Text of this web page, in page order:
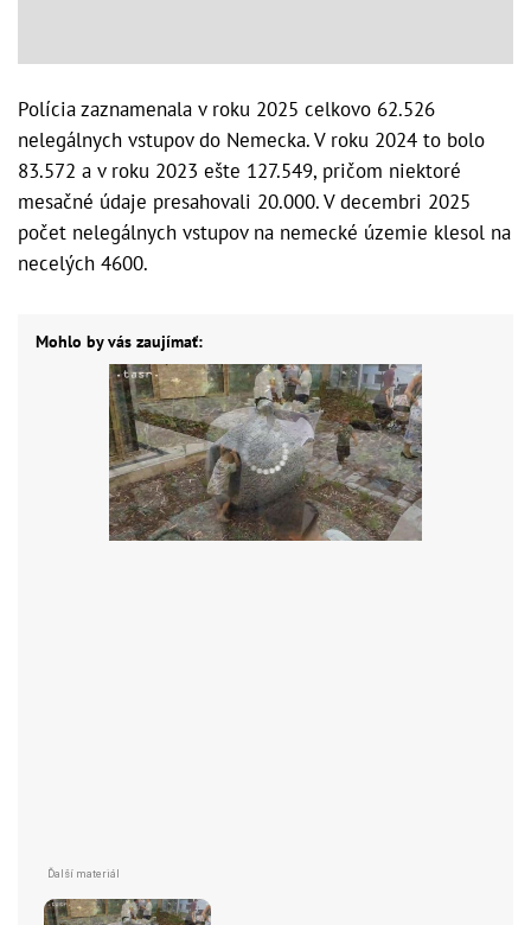
Polícia zaznamenala v roku 2025 celkovo 62.526
nelegálnych vstupov do Nemecka. V roku 2024 to bolo
83.572 a v roku 2023 ešte 127.549, pričom niektoré
mesačné údaje presahovali 20.000. V decembri 2025
počet nelegálnych vstupov na nemecké územie klesol na
necelých 4600.
Mohlo by vás zaujímať: